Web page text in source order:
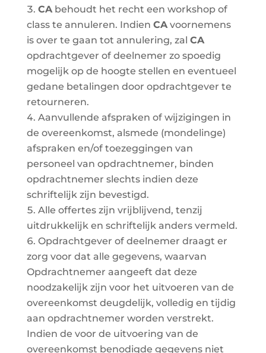
CAbehoudt het recht een workshop of
class te annuleren. Indien CAvoornemens
is over te gaan tot annulering, zal CA
opdrachtgever of deelnemer zo spoedig
mogelijk op de hoogte stellen en eventueel
gedane betalingen door opdrachtgever te
retourneren.
Aanvullende afspraken of wijzigingen in
de overeenkomst, alsmede (mondelinge)
afspraken en/of toezeggingen van
personeel van opdrachtnemer, binden
opdrachtnemer slechts indien deze
schriftelijk zijn bevestigd.
Alle offertes zijn vrijblijvend, tenzij
uitdrukkelijk en schriftelijk anders vermeld.
Opdrachtgever of deelnemer draagt er
zorg voor dat alle gegevens, waarvan
Opdrachtnemer aangeeft dat deze
noodzakelijk zijn voor het uitvoeren van de
overeenkomst deugdelijk, volledig en tijdig
aan opdrachtnemer worden verstrekt.
Indien de voor de uitvoering van de
overeenkomst benodigde gegevens niet